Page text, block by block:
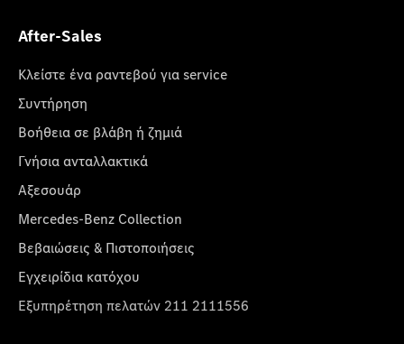
After-Sales
Κλείστε ένα ραντεβού για service
Συντήρηση
Βοήθεια σε βλάβη ή ζημιά
Γνήσια ανταλλακτικά
Αξεσουάρ
Mercedes-Benz Collection
Βεβαιώσεις & Πιστοποιήσεις
Εγχειρίδια κατόχου
Εξυπηρέτηση πελατών 211 2111556